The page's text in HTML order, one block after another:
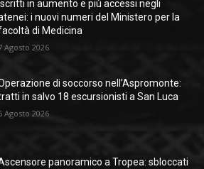
Iscritti in aumento e più accessi negli
i nuovi numeri del Ministero per la
di Medicina
Agosto 2026
di soccorso nell’Aspromonte:
in salvo 18 escursionisti a San Luca
Agosto 2026
panoramico a Tropea: sbloccati